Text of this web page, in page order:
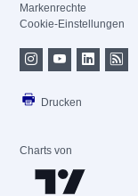
Markenrechte
Cookie-Einstellungen
Drucken
Charts von